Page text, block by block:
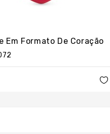
Em Formato De Coração